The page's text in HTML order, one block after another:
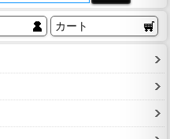
カート